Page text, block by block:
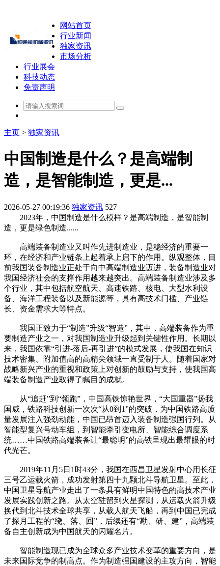
网站首页
行业新闻
独家资讯
市场分析
行业展会
科技动态
免责声明
主页 > 独家资讯
中国制造是什么？是高端制
造，是智能制造，更是...
2026-05-27 00:19:36 独家资讯 527
2023年，中国制造是什么模样？是高端制造，是智能制
造，更是绿色制造......
高端装备制造业又叫作先进制造业，是稳经济的重要一
环，在经济和产业链条上起着承上启下的作用。纵观整体，目
前我国装备制造业正处于向中高端制造业迈进，装备制造业对
我国经济社会的支撑作用越来越突出。高端装备制造业涉及多
个行业，其中包括航空航天、高速铁路、核电、大型水利设
备、海洋工程装备以及新能源等，具有高技术门槛、产业链
长、资金需求大等特点。
我国正致力于“制造”升级“智造”，其中，高端装备作为重
要制造产业之一，对我国制造业升级起到关键性作用。长期以
来，我国依靠“引进-落后-再引进”的模式发展，使我国在知识
技术密集、附加值高的高精尖领域一直受制于人。随着国家对
战略新兴产业的重视和政策上对创新的鼓励与支持，使我国高
端装备制造产业取得了瞩目的成就。
从“追赶”到“领跑”，中国高铁惊艳世界，“大国重器”扬我
国威，铁路科技创新一次次“从0到1”的突破，为中国铁路高质
量发展注入强劲动能，中国已昂首迈入装备制造强国行列。从
智能型复兴号动车组，到智能牵引变电所、智能综合调度系
统……中国铁路高端装备让“最聪明”的高铁呈现出最耀眼的时
代光芒。
2019年11月5日1时43分，我国在西昌卫星发射中心用长征
三号乙运载火箭，成功发射第四十九颗北斗导航卫星。至此，
中国卫星导航产业走出了一条具有鲜明中国特色的高技术产业
发展实践创新之路。从太空驻留到火星探测，从运载火箭升级
换代到北斗技术全球共享，从载人航天飞船，再到中国已完成
了探月工程的“绕、落、回”，后续还有“勘、研、建”，高端装
备自主创新成为中国航天的闪耀名片。
智能制造现已成为全球众多产业技术变革的重要方向，是
未来国际竞争的制高点。作为制造强国建设的主攻方向，智能